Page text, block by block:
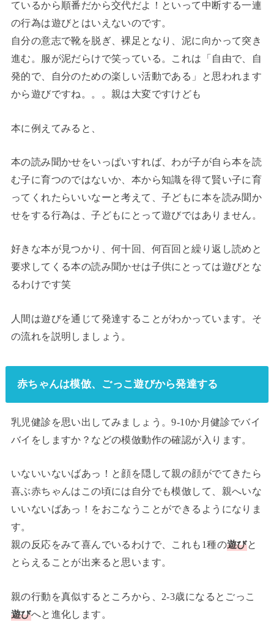
ているから順番だから交代だよ！といって中断する一連
の行為は遊びとはいえないのです。
自分の意志で靴を脱ぎ、裸足となり、泥に向かって突き
進む。服が泥だらけで笑っている。これは「自由で、自
発的で、自分のための楽しい活動である」と思われます
から遊びですね。。。親は大変ですけども
本に例えてみると、
本の読み聞かせをいっぱいすれば、わが子が自ら本を読
む子に育つのではないか、本から知識を得て賢い子に育
ってくれたらいいなーと考えて、子どもに本を読み聞か
せをする行為は、子どもにとって遊びではありません。
好きな本が見つかり、何十回、何百回と繰り返し読めと
要求してくる本の読み聞かせは子供にとっては遊びとな
るわけです笑
人間は遊びを通じて発達することがわかっています。そ
の流れを説明しましょう。
赤ちゃんは模倣、ごっこ遊びから発達する
乳児健診を思い出してみましょう。9-10か月健診でバイ
バイをしますか？などの模倣動作の確認が入ります。
いないいないばあっ！と顔を隠して親の顔がでてきたら
喜ぶ赤ちゃんはこの頃には自分でも模倣して、親へいな
いいないばあっ！をおこなうことができるようになりま
す。
親の反応をみて喜んでいるわけで、これも1種の遊びと
とらえることが出来ると思います。
親の行動を真似するところから、2-3歳になるとごっこ
遊びへと進化します。